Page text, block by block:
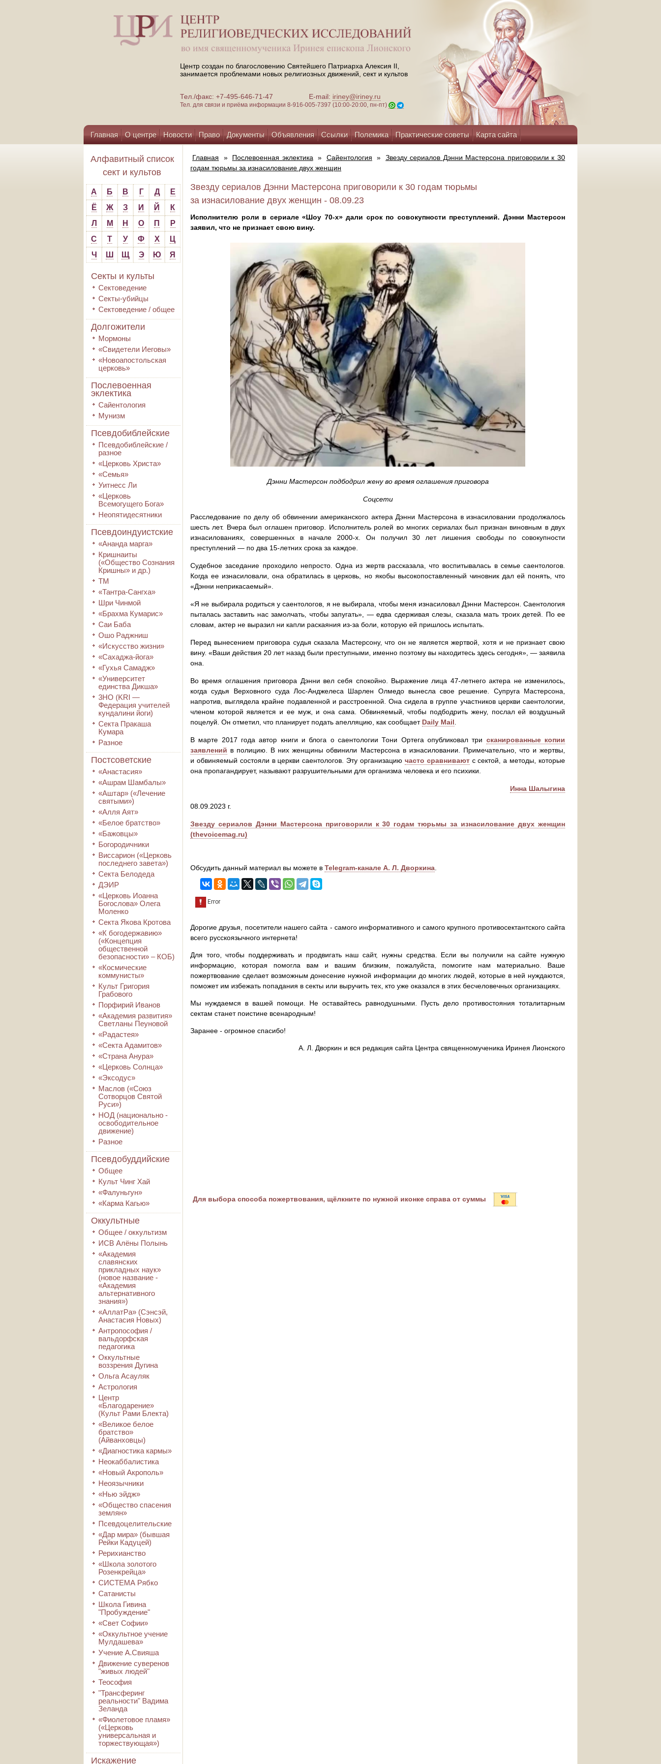
Центр создан по благословению Святейшего Патриарха Алексия II,
занимается проблемами новых религиозных движений, сект и культов
Тел./факс: +7-495-646-71-47 E-mail: iriney@iriney.ru
Тел. для связи и приёма информации 8-916-005-7397 (10:00-20:00, пн-пт)
Главная О центре Новости Право Документы Объявления Ссылки Полемика Практические советы Карта сайта
Помощь центру
Алфавитный список
сект и культов
А Б В Г Д
Е
Ё
Ж З И Й
К
Л
М Н О П
Р
С
Т У Ф Х
Ц
Ч
Ш Щ Э Ю Я
Секты и культы
Сектоведение
Секты-убийцы
Сектоведение / общее
Долгожители
Мормоны
«Свидетели Иеговы»
«Новоапостольская
церковь»
Послевоенная
эклектика
Сайентология
Мунизм
Псевдобиблейские
Псевдобиблейские /
разное
«Церковь Христа»
«Семья»
Уитнесс Ли
«Церковь
Всемогущего Бога»
Неопятидесятники
Псевдоиндуистские
«Ананда марга»
Кришнаиты
(«Общество Сознания
Кришны» и др.)
ТМ
«Тантра-Сангха»
Шри Чинмой
«Брахма Кумарис»
Саи Баба
Ошо Раджниш
«Искусство жизни»
«Сахаджа-йога»
«Гухья Самадж»
«Университет
единства Дикша»
3HO (KRI ―
Федерация учителей
кундалини йоги)
Секта Пракаша
Кумара
Разное
Постсоветские
«Анастасия»
«Ашрам Шамбалы»
«Аштар» («Лечение
святыми»)
«Алля Аят»
«Белое братство»
«Бажовцы»
Богородичники
Виссарион («Церковь
последнего завета»)
Секта Белодеда
ДЭИР
«Церковь Иоанна
Богослова» Олега
Моленко
Секта Якова Кротова
«К богодержавию»
(«Концепция
общественной
безопасности» – КОБ)
«Космические
коммунисты»
Культ Григория
Грабового
Порфирий Иванов
«Академия развития»
Светланы Пеуновой
«Радастея»
«Секта Адамитов»
«Страна Анура»
«Церковь Солнца»
«Эксодус»
Маслов («Союз
Сотворцов Святой
Руси»)
НОД (национально -
освободительное
движение)
Разное
Псевдобуддийские
Общее
Культ Чинг Хай
«Фалуньгун»
«Карма Кагью»
Оккультные
Общее / оккультизм
ИСВ Алёны Полынь
«Академия
славянских
прикладных наук»
(новое название -
«Академия
альтернативного
знания»)
«АллатРа» (Сэнсэй,
Анастасия Новых)
Антропософия /
вальдорфская
педагогика
Оккультные
воззрения Дугина
Ольга Асауляк
Астрология
Центр
«Благодарение»
(Культ Рами Блекта)
«Великое белое
братство»
(Айванховцы)
«Диагностика кармы»
Неокаббалистика
«Новый Акрополь»
Неоязычники
«Нью эйдж»
«Общество спасения
землян»
Псевдоцелительские
«Дар мира» (бывшая
Рейки Кадуцей)
Рерихианство
«Школа золотого
Розенкрейца»
СИСТЕМА Рябко
Сатанисты
Школа Гивина
"Пробуждение"
«Свет Софии»
«Оккультное учение
Мулдашева»
Учение А.Свияша
Движение суверенов
"живых людей"
Теософия
"Трансферинг
реальности" Вадима
Зеланда
«Фиолетовое пламя»
(«Церковь
универсальная и
торжествующая»)
Искажение
Главная » Послевоенная эклектика » Сайентология »
Звезду сериалов Дэнни Мастерсона приговорили к 30
годам тюрьмы за изнасилование двух женщин
Звезду сериалов Дэнни Мастерсона приговорили к 30 годам тюрьмы
за изнасилование двух женщин - 08.09.23
Исполнителю роли в сериале «Шоу 70-х» дали срок по совокупности преступлений. Дэнни Мастерсон
заявил, что не признает свою вину.
Дэнни Мастерсон подбодрил жену во время оглашения приговора
Соцсети
Расследование по делу об обвинении американского актера Дэнни Мастерсона в изнасиловании продолжалось
шесть лет. Вчера был оглашен приговор. Исполнитель ролей во многих сериалах был признан виновным в двух
изнасилованиях, совершенных в начале 2000-х. Он получил 30 лет лишения свободы по совокупности
преступлений — по два 15-летних срока за каждое.
Судебное заседание проходило непросто. Одна из жертв рассказала, что воспитывалась в семье саентологов.
Когда ее изнасиловали, она обратилась в церковь, но якобы высокопоставленный чиновник дал ей понять, что
«Дэнни неприкасаемый».
«Я не выбирала родиться у саентологов, я не выбирала, чтобы меня изнасиловал Дэнни Мастерсон. Саентология
пыталась заставить нас замолчать, чтобы запугать», — едва сдерживая слезы, сказала мать троих детей. По ее
словам, актер не выразил ни капли раскаяния из-за боли, которую ей пришлось испытать.
Перед вынесением приговора судья сказала Мастерсону, что он не является жертвой, хотя и не признает свою
вину. «Ваши действия 20 лет назад были преступными, именно поэтому вы находитесь здесь сегодня», — заявила
она.
Во время оглашения приговора Дэнни вел себя спокойно. Выражение лица 47-летнего актера не изменилось,
когда судья Верховного суда Лос-Анджелеса Шарлен Олмедо вынесла свое решение. Супруга Мастерсона,
напротив, выглядела крайне подавленной и расстроенной. Она сидела в группе участников церкви саентологии,
членом которой является и ее муж, и она сама. Обвиняемый, чтобы подбодрить жену, послал ей воздушный
поцелуй. Он отметил, что планирует подать апелляцию, как сообщает Daily Mail
В марте 2017 года автор книги и блога о саентологии Тони Ортега опубликовал три сканированные копии
заявлений в полицию. В них женщины обвинили Мастерсона в изнасиловании. Примечательно, что и жертвы,
и обвиняемый состояли в церкви саентологов. Эту организацию часто сравниваютс сектой, а методы, которые
она пропагандирует, называют разрушительными для организма человека и его психики.
Инна Шалыгина
08.09.2023 г.
Звезду сериалов Дэнни Мастерсона приговорили к 30 годам тюрьмы за изнасилование двух женщин
(thevoicemag.ru)
Обсудить данный материал вы можете в Telegram-канале А. Л. Дворкина
Дорогие друзья, посетители нашего сайта - самого информативного и самого крупного противосектантского сайта
всего русскоязычного интернета!
Для того, чтобы поддерживать и продвигать наш сайт, нужны средства. Если вы получили на сайте нужную
информацию, которая помогла вам и вашим близким, пожалуйста, помогите нам материально. Ваше
пожертвование сделает возможным донесение нужной информации до многих людей, которые в ней нуждаются,
поможет им избежать попадания в секты или выручить тех, кто уже оказался в этих бесчеловечных организациях.
Мы нуждаемся в вашей помощи. Не оставайтесь равнодушными. Пусть дело противостояния тоталитарным
сектам станет поистине всенародным!
Заранее - огромное спасибо!
А. Л. Дворкин и вся редакция сайта Центра священномученика Иринея Лионского
Для выбора способа пожертвования, щёлкните по нужной иконке справа от суммы